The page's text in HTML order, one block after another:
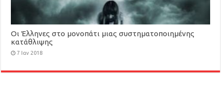
Οι Έλληνες στο μονοπάτι μιας συστηματοποιημένης
κατάθλιψης
7 Ιαν 2018